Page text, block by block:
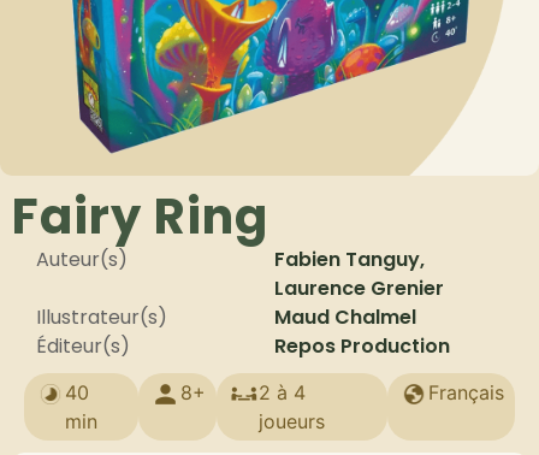
Fairy Ring
Auteur(s)
Fabien Tanguy,
Laurence Grenier
Illustrateur(s)
Maud Chalmel
Éditeur(s)
Repos Production
40
min
8+
2 à 4
joueurs
Français